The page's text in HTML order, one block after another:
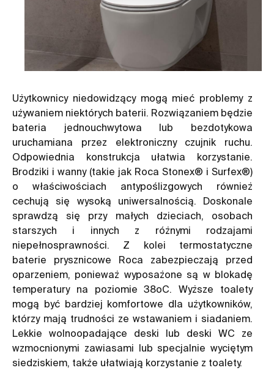
Użytkownicy niedowidzący mogą mieć problemy z
używaniem niektórych baterii. Rozwiązaniem będzie
bateria jednouchwytowa lub bezdotykowa
uruchamiana przez elektroniczny czujnik ruchu.
Odpowiednia konstrukcja ułatwia korzystanie.
Brodziki i wanny (takie jak Roca Stonex® i Surfex®)
o właściwościach antypoślizgowych również
cechują się wysoką uniwersalnością. Doskonale
sprawdzą się przy małych dzieciach, osobach
starszych i innych z różnymi rodzajami
niepełnosprawności. Z kolei termostatyczne
baterie prysznicowe Roca zabezpieczają przed
oparzeniem, ponieważ wyposażone są w blokadę
temperatury na poziomie 38oC. Wyższe toalety
mogą być bardziej komfortowe dla użytkowników,
którzy mają trudności ze wstawaniem i siadaniem.
Lekkie wolnoopadające deski lub deski WC ze
wzmocnionymi zawiasami lub specjalnie wyciętym
siedziskiem, także ułatwiają korzystanie z toalety.